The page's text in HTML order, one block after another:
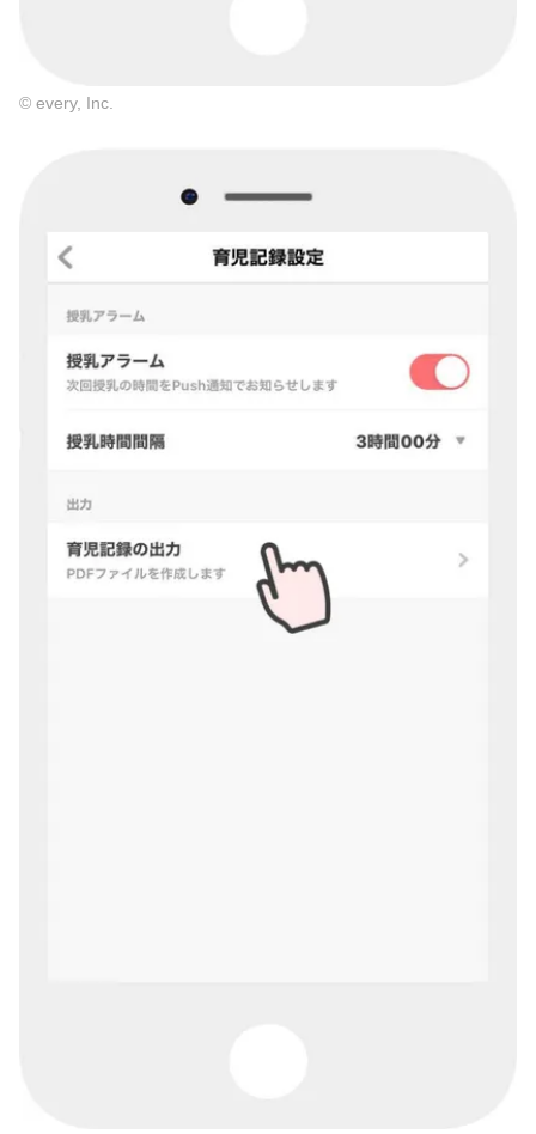
© every, Inc.